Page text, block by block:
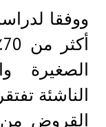
ووفقا
الصغيرة
الناشئة
القروض